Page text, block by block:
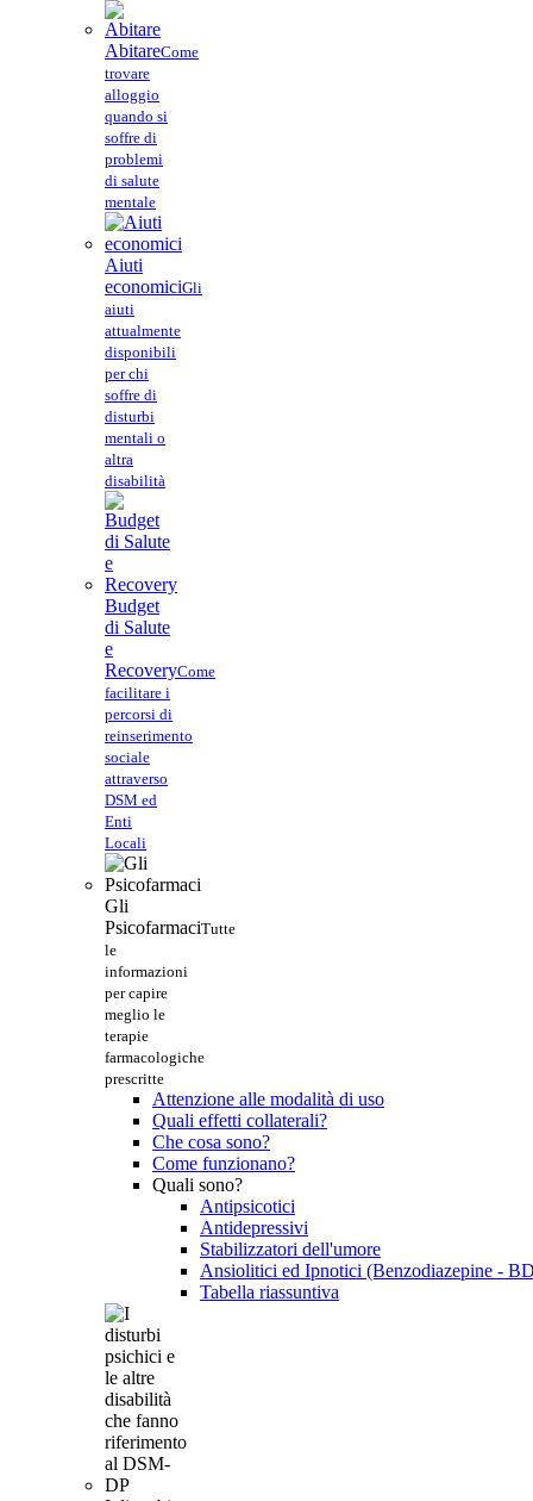
AbitareCome
trovare
alloggio
quando si
soffre di
problemi
di salute
mentale
Aiuti
economiciGli
aiuti
attualmente
disponibili
per chi
soffre di
disturbi
mentali o
altra
disabilità
Budget
di Salute
e
RecoveryCome
facilitare i
percorsi di
reinserimento
sociale
attraverso
DSM ed
Enti
Locali
Gli
PsicofarmaciTutte
le
informazioni
per capire
meglio le
terapie
farmacologiche
prescritte
Attenzione alle modalità di uso
Quali effetti collaterali?
Che cosa sono?
Come funzionano?
Quali sono?
Antipsicotici
Antidepressivi
Stabilizzatori dell'umore
Ansiolitici ed Ipnotici (Benzodiazepine -
Tabella riassuntiva